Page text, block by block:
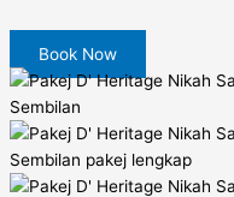
Book Now